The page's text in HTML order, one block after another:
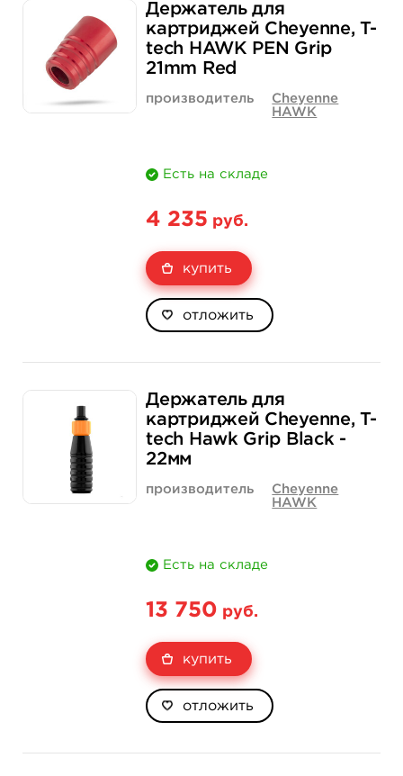
Количество
200 руб.
купить купить
Держатель для
картриджей Cheyenne, T-
tech HAWK PEN Grip
21mm Red
производитель
Cheyenne
HAWK
Есть на складе
4 235 руб.
купить
отложить
Держатель для
картриджей Cheyenne, T-
tech Hawk Grip Black -
22мм
производитель
Cheyenne
HAWK
Есть на складе
13 750 руб.
купить
отложить